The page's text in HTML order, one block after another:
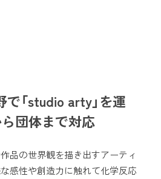
「studio arty」を運
団体まで対応
品の世界観を描き出すアーティ
感性や創造力に触れて化学反応